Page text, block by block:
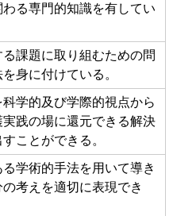
る専門的知識を有してい
課題に取り組むための問
身に付けている。
学的及び学際的視点から
践の場に還元できる解決
ことができる。
学術的手法を用いて導き
考えを適切に表現でき